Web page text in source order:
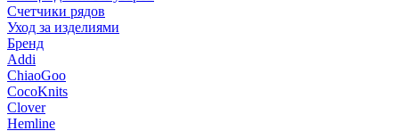
Счетчики рядов
Уход за изделиями
Бренд
Addi
ChiaoGoo
CocoKnits
Clover
Hemline